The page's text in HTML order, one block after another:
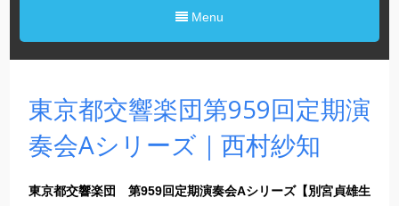
Menu
東京都交響楽団第959回定期演
奏会Aシリーズ｜西村紗知
東京都交響楽団 第959回定期演奏会Aシリーズ【別宮貞雄生